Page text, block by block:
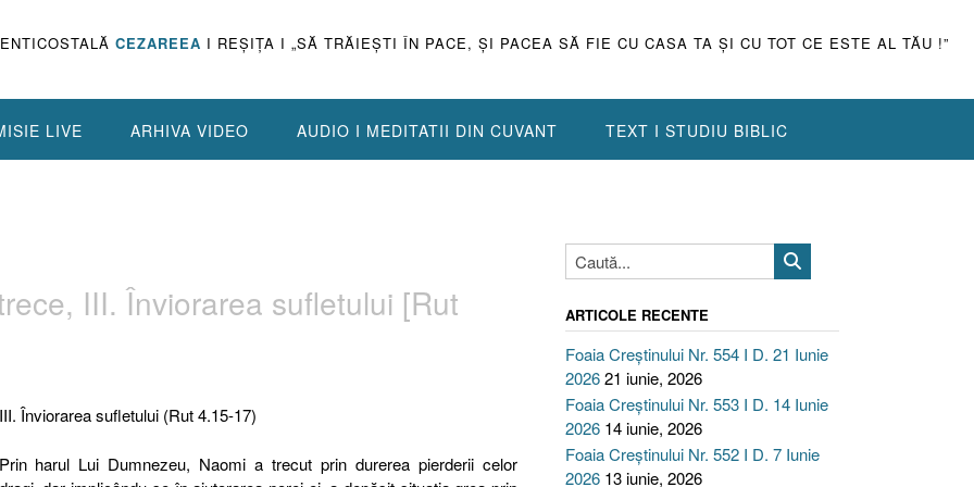
CEZAREEA I REŞIŢA I „SĂ TRĂIEŞTI ÎN PACE, ŞI PACEA SĂ FIE CU CASA TA ŞI CU TOT CE ESTE AL TĂU !”
LIVE ARHIVA VIDEO AUDIO I MEDITATII DIN CUVANT TEXT I STUDIU BIBLIC
III. Înviorarea sufletului [Rut
III. Înviorarea sufletului (Rut 4.15-17)
Prin harul Lui Dumnezeu, Naomi a trecut prin durerea pierderii celor
ARTICOLE RECENTE
Foaia Creștinului Nr. 554 I D. 21 Iunie
202621 iunie, 2026
Foaia Creștinului Nr. 553 I D. 14 Iunie
2026 14 iunie, 2026
Foaia Creștinului Nr. 552 I D. 7 Iunie
2026 13 iunie, 2026